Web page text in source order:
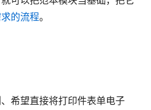
的流程。
希望直接将打印件表单电子